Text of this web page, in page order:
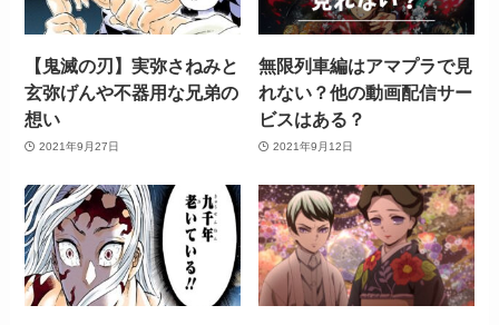
【鬼滅の刃】実弥さねみと
玄弥げんや不器用な兄弟の
想い
2021年9月27日
無限列車編はアマプラで見
れない？他の動画配信サー
ビスはある？
2021年9月12日